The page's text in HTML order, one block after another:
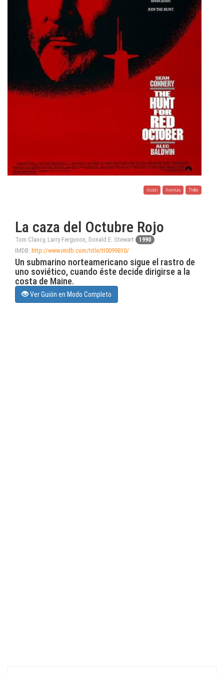
Accion Aventura Thriller
La caza del Octubre Rojo
Tom Clancy, Larry Ferguson, Donald E. Stewart 1990
IMDB: http://www.imdb.com/title/tt0099810/
Un submarino norteamericano sigue el rastro de
uno soviético, cuando éste decide dirigirse a la
costa de Maine.
Ver Guión en Modo Completo